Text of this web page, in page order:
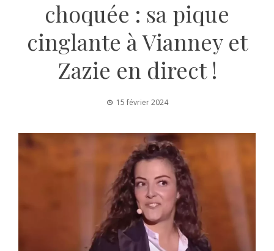
choquée : sa pique
cinglante à Vianney et
Zazie en direct !
15 février 2024